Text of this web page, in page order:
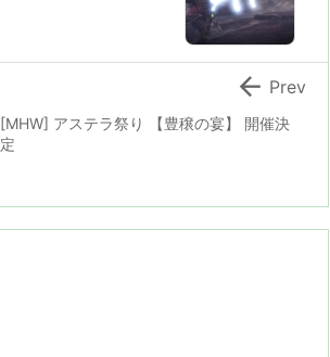
[MHW] アステラ祭り 【豊穣の宴】 開催決
定
 Prev